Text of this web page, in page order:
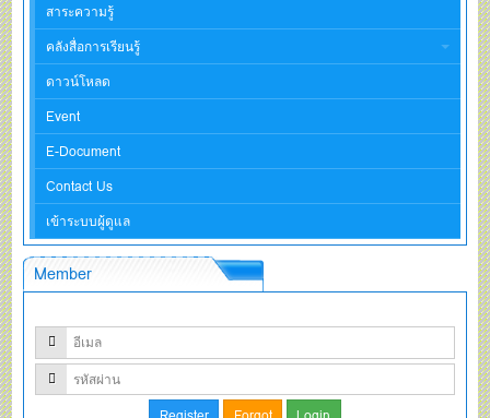
สาระความรู้
คลังสื่อการเรียนรู้
ดาวน์โหลด
Event
E-Document
Contact Us
เข้าระบบผู้ดูแล
Member